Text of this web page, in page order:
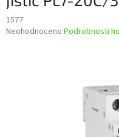
1577
Průměrné
Neohodnoceno Podrobnosti